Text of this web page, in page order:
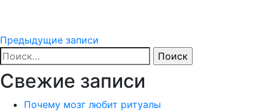
Навигация
по
записям
Предыдущие записи
Найти:
Свежие записи
Почему мозг любит ритуалы